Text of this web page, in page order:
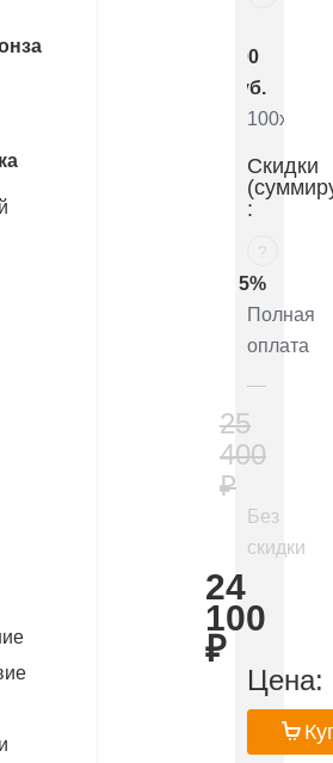
000
руб.
100x50x8
Скидки
:
?
5%
Полная
оплата
25
400
₽
Без
скидки
24
100
₽
Цена: